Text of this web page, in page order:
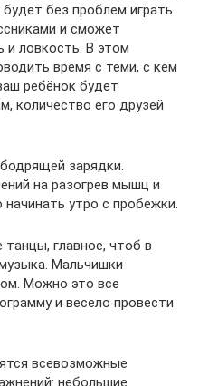
без проблем играть
и сможет
и ловкость. В этом
время с теми, с кем
ребёнок будет
количество его друзей
зарядки.
на разогрев мышц и
утро с пробежки.
главное, чтоб в
Мальчишки
Можно это все
и весело провести
всевозможные
небольшие